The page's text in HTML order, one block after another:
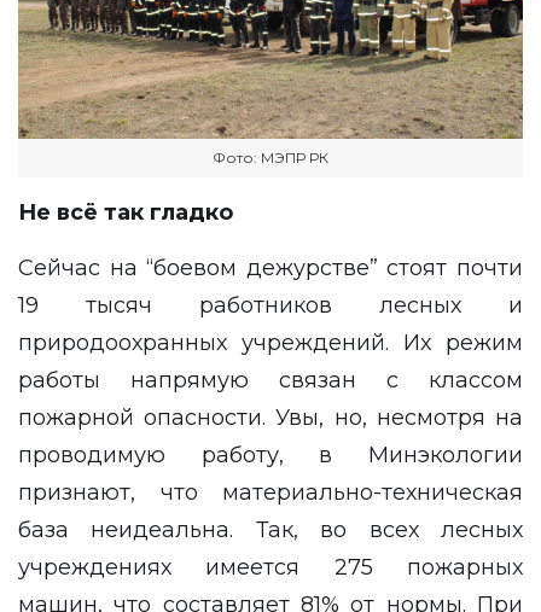
Фото: МЭПР РК
Не всё так гладко
Сейчас на “боевом дежурстве” стоят почти
19 тысяч работников лесных и
природоохранных учреждений. Их режим
работы напрямую связан с классом
пожарной опасности. Увы, но, несмотря на
проводимую работу, в Минэкологии
признают, что материально-техническая
база неидеальна. Так, во всех лесных
учреждениях имеется 275 пожарных
машин, что составляет 81% от нормы. При